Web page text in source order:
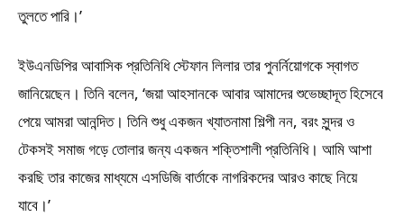
তুলতে পারি।’
ইউএনডিপির আবাসিক প্রতিনিধি স্টেফান লিলার তার পুনর্নিয়োগকে স্বাগত
জানিয়েছেন। তিনি বলেন, ‘জয়া আহসানকে আবার আমাদের শুভেচ্ছাদূত হিসেবে
পেয়ে আমরা আনন্দিত। তিনি শুধু একজন খ্যাতনামা শিল্পী নন, বরং সুন্দর ও
টেকসই সমাজ গড়ে তোলার জন্য একজন শক্তিশালী প্রতিনিধি। আমি আশা
করছি তার কাজের মাধ্যমে এসডিজি বার্তাকে নাগরিকদের আরও কাছে নিয়ে
যাবে।’